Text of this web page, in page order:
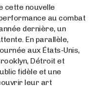
cette nouvelle
au combat
dernière, un
En parallèle,
aux États-Unis,
Détroit et
fidèle et une
leur art